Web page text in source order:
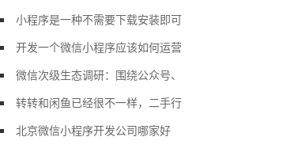
小程序是一种不需要下载安装即可
开发一个微信小程序应该如何运营
微信次级生态调研：围绕公众号、
转转和闲鱼已经很不一样，二手行
北京微信小程序开发公司哪家好